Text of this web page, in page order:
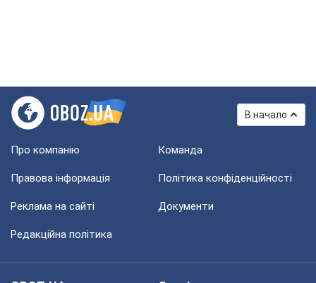
В начало
Про компанію Команда
Правова інформація Політика конфіденційності
Реклама на сайті Документи
Редакційна політика